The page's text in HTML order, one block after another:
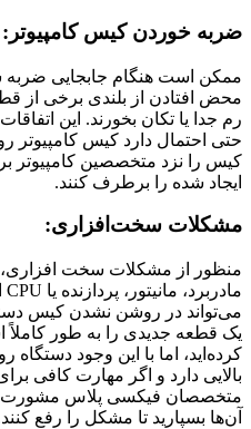
ضربه خوردن کیس کامپیوتر:
ممکن است هنگام جابجایی ضربه
محض افتادن از بلندی برخی از
رم جدا یا تکان بخورند. این
حتی احتمال دارد کیس
کیس را نزد متخصصین کامپیوتر
ایجاد شده را برطرف کنند.
مشکلات سخت‌افزاری:
منظور از مشکلات سخت افزاری،
می‌تواند در روشن نشدن کیس
یک قطعه جدیدی را به طور کاملاً
کرده‌اید، اما با این وجود
بالایی دارد و اگر مهارت کافی
متخصصان فیکسی پلاس مشورت
آن‌ها بسپارید تا مشکل را رفع